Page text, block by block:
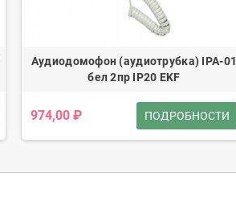
Аудиодомофон (аудиотрубка) IPA-01
бел 2пр IP20 EKF
974,00 ₽ ПОДРОБНОСТИ